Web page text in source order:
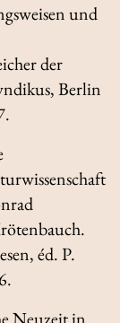
und
der
Berlin
, éd. P.